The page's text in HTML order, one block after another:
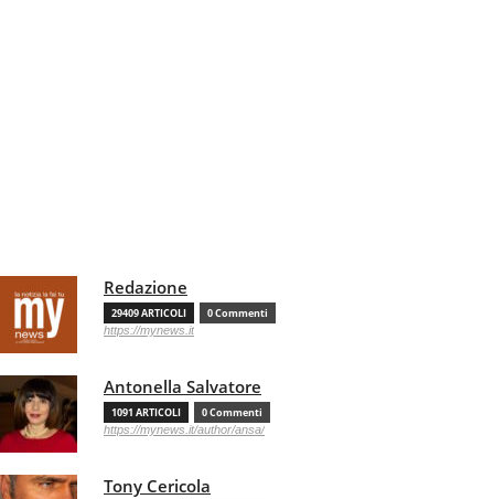
Redazione
29409 ARTICOLI 0 Commenti
https://mynews.it
Antonella Salvatore
1091 ARTICOLI 0 Commenti
https://mynews.it/author/ansa/
Tony Cericola